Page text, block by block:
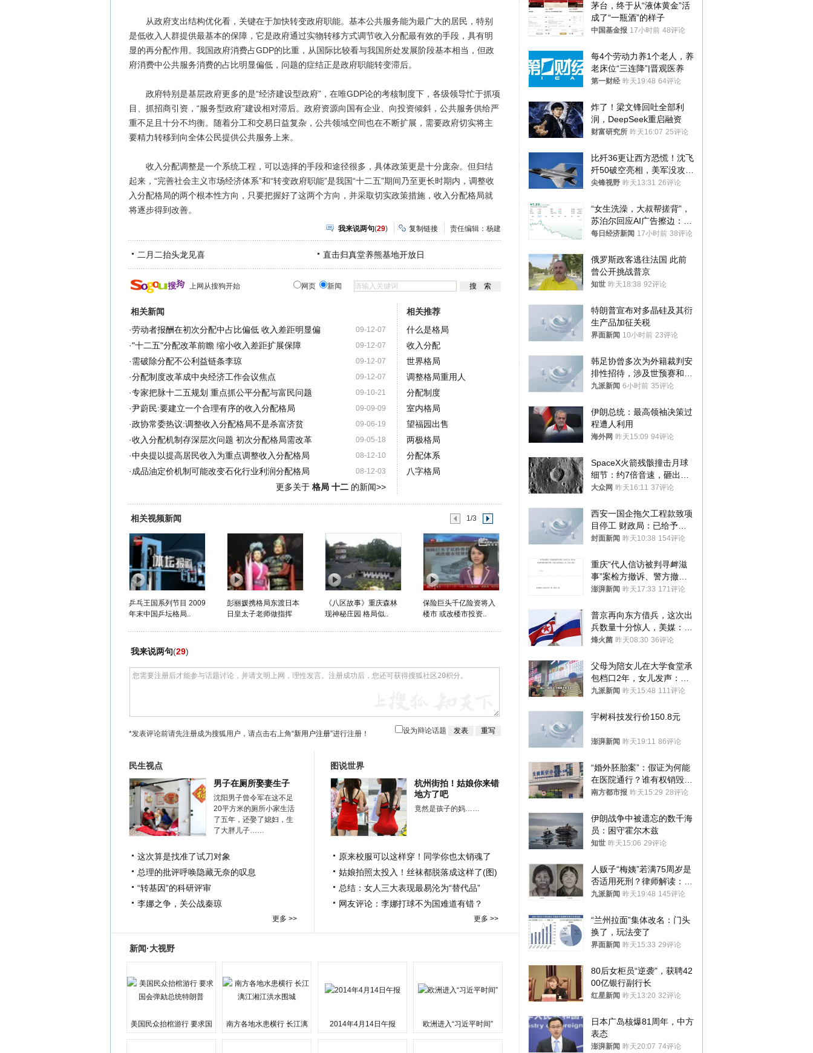
从政府支出结构优化看，关键在于加快转变政府职能。基本公共服务能为最广大的居民，特别
是低收入人群提供最基本的保障，它是政府通过实物转移方式调节收入分配最有效的手段，具有明
显的再分配作用。我国政府消费占GDP的比重，从国际比较看与我国所处发展阶段基本相当，但政
府消费中公共服务消费的占比明显偏低，问题的症结正是政府职能转变滞后。
政府特别是基层政府更多的是“经济建设型政府”，在唯GDP论的考核制度下，各级领导忙于抓项
目、抓招商引资，“服务型政府”建设相对滞后。政府资源向国有企业、向投资倾斜，公共服务供给严
重不足且十分不均衡。随着分工和交易日益复杂，公共领域空间也在不断扩展，需要政府切实将主
要精力转移到向全体公民提供公共服务上来。
收入分配调整是一个系统工程，可以选择的手段和途径很多，具体政策更是十分庞杂。但归结
起来，“完善社会主义市场经济体系”和“转变政府职能”是我国“十二五”期间乃至更长时期内，调整收
入分配格局的两个根本性方向，只要把握好了这两个方向，并采取切实政策措施，收入分配格局就
将逐步得到改善。
我来说两句(29) 复制链接 责任编辑：杨建
二月二抬头龙见喜 直击归真堂养熊基地开放日
上网从搜狗开始 网页 新闻
相关新闻
09-12-07
·劳动者报酬在初次分配中占比偏低 收入差距明显偏
09-12-07
·"十二五"分配改革前瞻 缩小收入差距扩展保障
09-12-07
·需破除分配不公利益链条李琼
09-12-07
·分配制度改革成中央经济工作会议焦点
09-10-21
·专家把脉十二五规划 重点抓公平分配与富民问题
09-09-09
·尹蔚民:要建立一个合理有序的收入分配格局
09-06-19
·政协常委热议:调整收入分配格局不是杀富济贫
09-05-18
·收入分配机制存深层次问题 初次分配格局需改革
08-12-10
·中央提以提高居民收入为重点调整收入分配格局
08-12-03
·成品油定价机制可能改变石化行业利润分配格局
更多关于 格局 十二的新闻>>
相关推荐
什么是格局
收入分配
世界格局
调整格局重用人
分配制度
室内格局
望福园出售
两极格局
分配体系
八字格局
相关视频新闻 1/3
乒乓王国系列节目 2009
年末中国乒坛格局..
彭丽媛携格局东渡日本
日皇太子老师做指挥
《八区故事》重庆森林
现神秘庄园 格局似..
保险巨头千亿险资将入
楼市 或改楼市投资..
我来说两句(29)
*发表评论前请先注册成为搜狐用户，请点击右上角“新用户注册”进行注册！ 设为辩论话题
民生视点
男子在厕所娶妻生子
沈阳男子曾令军在这不足
20平方米的厕所小家生活
了五年，还娶了媳妇，生
了大胖儿子……
这次算是找准了试刀对象
总理的批评呼唤隐藏无奈的叹息
“转基因”的科研评审
李娜之争，关公战秦琼
更多 >>
图说世界
杭州街拍！姑娘你来错
地方了吧
竟然是孩子的妈……
原来校服可以这样穿！同学你也太销魂了
姑娘拍照太投入！丝袜都脱落成这样了(图)
总结：女人三大表现最易沦为“替代品”
网友评论：李娜打球不为国难道有错？
更多 >>
新闻·大视野
美国民众抬棺游行 要求国
南方各地水患横行 长江漓
2014年4月14日午报 欧洲进入“习近平时间”
茅台，终于从“液体黄金”活
成了“一瓶酒”的样子
中国基金报 17小时前 48评论
每4个劳动力养1个老人，养
老床位“三连降”|晋观医养
第一财经 昨天19:48 64评论
炸了！梁文锋回吐全部利
润，DeepSeek重启融资
财富研究所 昨天16:07 25评论
比歼36更让西方恐慌！沈飞
歼50破空亮相，美军没攻克
的技术被拿下
尖锋视野 昨天13:31 26评论
“女生洗澡，大叔帮搓背”，
苏泊尔回应AI广告擦边：视
频全下架，已强化内容管理
每日经济新闻 17小时前 38评论
俄罗斯政客逃往法国 此前
曾公开挑战普京
知世 昨天18:38 92评论
特朗普宣布对多晶硅及其衍
生产品加征关税
界面新闻 10小时前 23评论
韩足协曾多次为外籍裁判安
排性招待，涉及世预赛和奥
预赛，韩足协回应
九派新闻 6小时前 35评论
伊朗总统：最高领袖决策过
程遭人利用
海外网 昨天15:09 94评论
SpaceX火箭残骸撞击月球
细节：约7倍音速，砸出直
径约30米撞击坑
大众网 昨天16:11 37评论
西安一国企拖欠工程款致项
目停工 财政局：已给予处
分，正督促整改
封面新闻 昨天10:38 154评论
重庆“代人信访被判寻衅滋
事”案检方撤诉、警方撤
案，两被告人获国赔
澎湃新闻 昨天17:33 171评论
普京再向东方借兵，这次出
兵数量十分惊人，美媒：俄
朝要动真格？
烽火菌 昨天08:30 36评论
父母为陪女儿在大学食堂承
包档口2年，女儿发声：初
衷是为了陪伴，毕业后将不
九派新闻 昨天15:48 111评论
宇树科技发行价150.8元
澎湃新闻 昨天19:11 86评论
“婚外胚胎案”：假证为何能
在医院通行？谁有权销毁胚
胎？
南方都市报 昨天15:29 28评论
伊朗战争中被遗忘的数千海
员：困守霍尔木兹
知世 昨天15:06 29评论
人贩子“梅姨”若满75周岁是
否适用死刑？律师解读：很
大概率不会被判处死刑
九派新闻 昨天19:48 145评论
“兰州拉面”集体改名：门头
换了，玩法变了
界面新闻 昨天15:33 29评论
80后女柜员“逆袭”，获聘42
00亿银行副行长
红星新闻 昨天13:20 32评论
日本广岛核爆81周年，中方
表态
澎湃新闻 昨天20:07 74评论